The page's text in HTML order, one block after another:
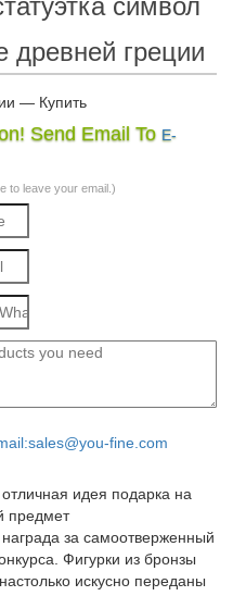
древней греции
— Купить
от производителя по
Древней Греции. в
сувениром, способным
её очарованием античного
интернет магазин –
Статуэтки греческих
различных мифических
богов несет в себе
Для Тебя
и сада. Галерея
до 300 рублей.
проработкой
Send Email To E-
to leave your email.)
fine.com
идея подарка на
предмет
за самоотверженный
Фигурки из бронзы
искусно переданы